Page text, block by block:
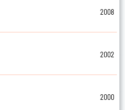
2008
2002
2000